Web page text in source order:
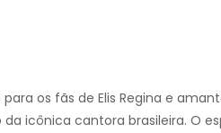
os fãs de Elis Regina e
icônica cantora brasileira. O